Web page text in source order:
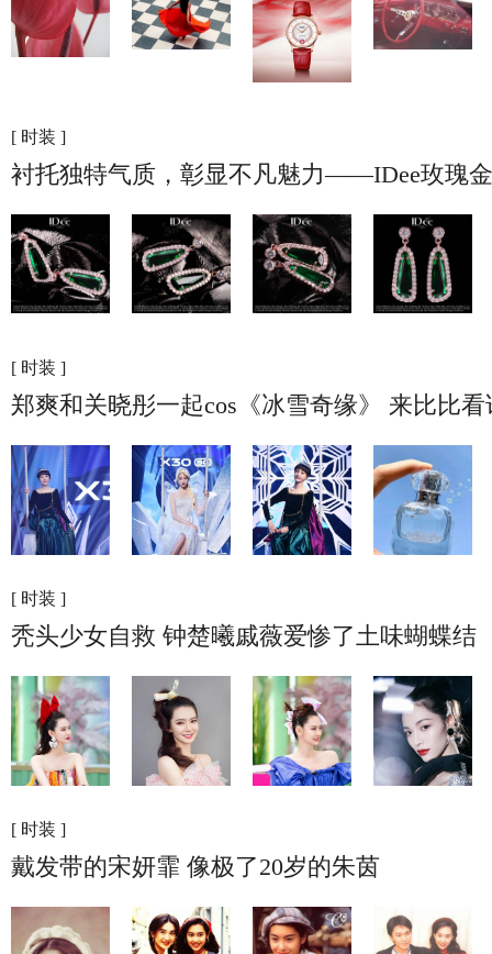
[ 时装 ]
衬托独特气质，彰显不凡魅力——IDee玫瑰
[ 时装 ]
郑爽和关晓彤一起cos《冰雪奇缘》 来比比
[ 时装 ]
秃头少女自救 钟楚曦戚薇爱惨了土味蝴蝶结
[ 时装 ]
戴发带的宋妍霏 像极了20岁的朱茵